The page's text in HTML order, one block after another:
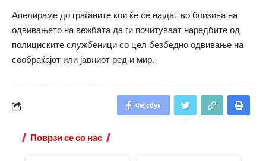
Апелираме до граѓаните кои ќе се најдат во близина на
одвивањето на вежбата да ги почитуваат наредбите од
полициските службеници со цел безбедно одвивање на
сообраќајот или јавниот ред и мир.
Фејсбук
Поврзи се со нас